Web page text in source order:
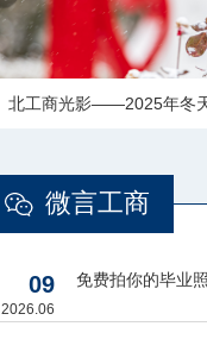
北工商光影——2025年冬
微言工商
09
2026.06
免费拍你的毕业